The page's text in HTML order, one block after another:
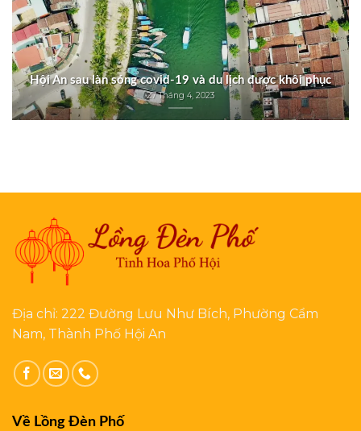
Hội An sau làn sóng covid-19 và du lịch được khôi phục
27 Tháng 4, 2023
Địa chỉ: 222 Đường Lưu Như Bích, Phường Cẩm
Nam, Thành Phố Hội An
Về Lồng Đèn Phố